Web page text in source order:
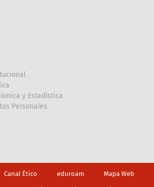
y Estadística
Personales
Canal Ético eduroam Mapa Web